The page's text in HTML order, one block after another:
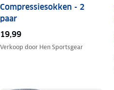
Compressiesokken - 2
paar
19,99
Verkoop door Hen Sportsgear